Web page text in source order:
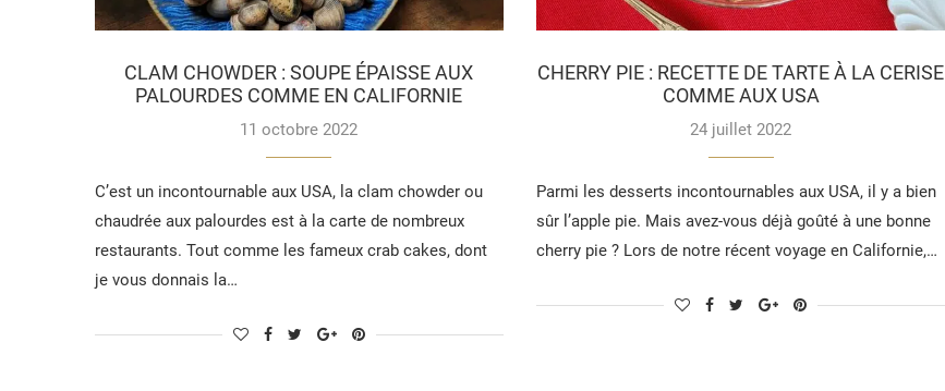
CLAM CHOWDER : SOUPE ÉPAISSE AUX
PALOURDES COMME EN CALIFORNIE
11 octobre 2022
C’est un incontournable aux USA, la clam chowder ou
chaudrée aux palourdes est à la carte de nombreux
restaurants. Tout comme les fameux crab cakes, dont
je vous donnais la…
CHERRY PIE : RECETTE DE TARTE À LA CERISE
COMME AUX USA
24 juillet 2022
Parmi les desserts incontournables aux USA, il y a bien
sûr l’apple pie. Mais avez-vous déjà goûté à une bonne
cherry pie ? Lors de notre récent voyage en Californie,…